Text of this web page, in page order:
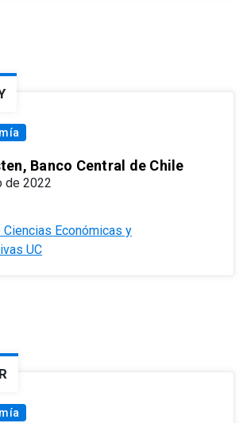
Banco Central de Chile
de 2022
Ciencias Económicas y
UC